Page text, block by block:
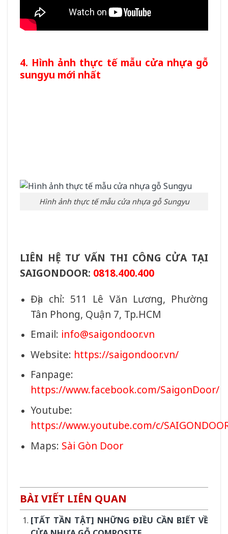
4. Hình ảnh thực tế mẫu cửa nhựa gỗ
sungyu mới nhất
Hình ảnh thực tế mẫu cửa nhựa gỗ Sungyu
LIÊN HỆ TƯ VẤN THI CÔNG CỬA TẠI
SAIGONDOOR: 0818.400.400
Địa chỉ: 511 Lê Văn Lương, Phường
Tân Phong, Quận 7, Tp.HCM
Email: info@saigondoor.vn
Website: https://saigondoor.vn/
Fanpage:
https://www.facebook.com/SaigonDoor/
Youtube:
https://www.youtube.com/c/
Maps: Sài Gòn Door
BÀI VIẾT LIÊN QUAN
[TẤT TẦN TẬT] NHỮNG ĐIỀU CẦN BIẾT VỀ